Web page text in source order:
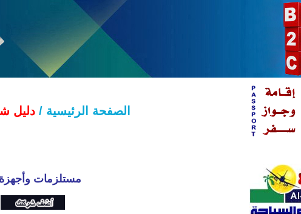
الصفحة الرئيسية / دليل
مستلزمات